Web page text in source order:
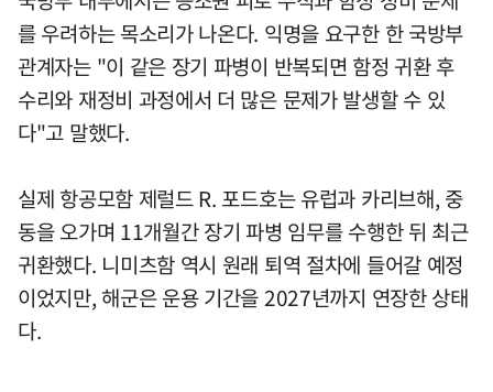
를 우려하는 목소리가 나온다. 익명을 요구한 한 국방부
관계자는 "이 같은 장기 파병이 반복되면 함정 귀환 후
수리와 재정비 과정에서 더 많은 문제가 발생할 수 있
다"고 말했다.
실제 항공모함 제럴드 R. 포드호는 유럽과 카리브해, 중
동을 오가며 11개월간 장기 파병 임무를 수행한 뒤 최근
귀환했다. 니미츠함 역시 원래 퇴역 절차에 들어갈 예정
이었지만, 해군은 운용 기간을 2027년까지 연장한 상태
다.